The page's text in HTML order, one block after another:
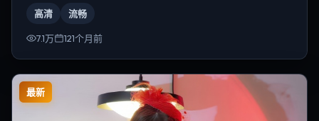
高清 流畅
7.1万 121个月前
最新